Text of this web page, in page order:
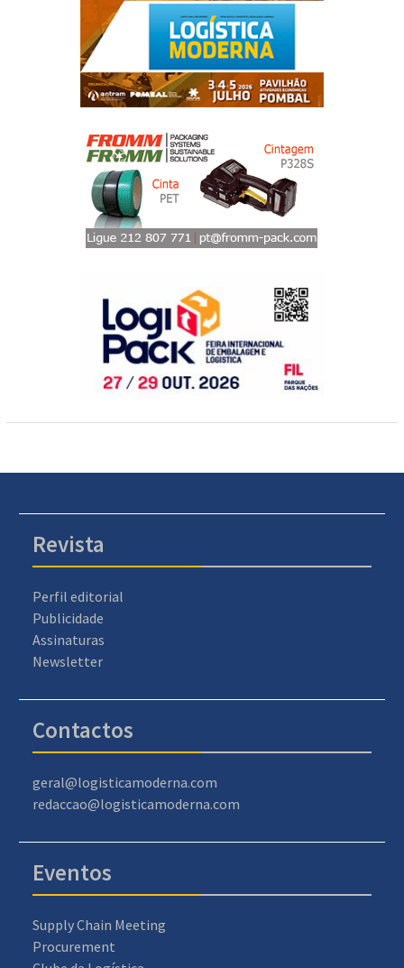
Revista
Perfil editorial
Publicidade
Assinaturas
Newsletter
Contactos
geral@logisticamoderna.com
redaccao@logisticamoderna.com
Eventos
Supply Chain Meeting
Procurement